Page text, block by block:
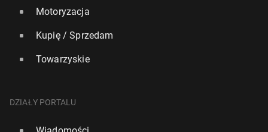
Motoryzacja
Kupię / Sprzedam
Towarzyskie
DZIAŁY PORTALU